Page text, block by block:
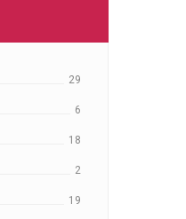
29
6
18
2
19